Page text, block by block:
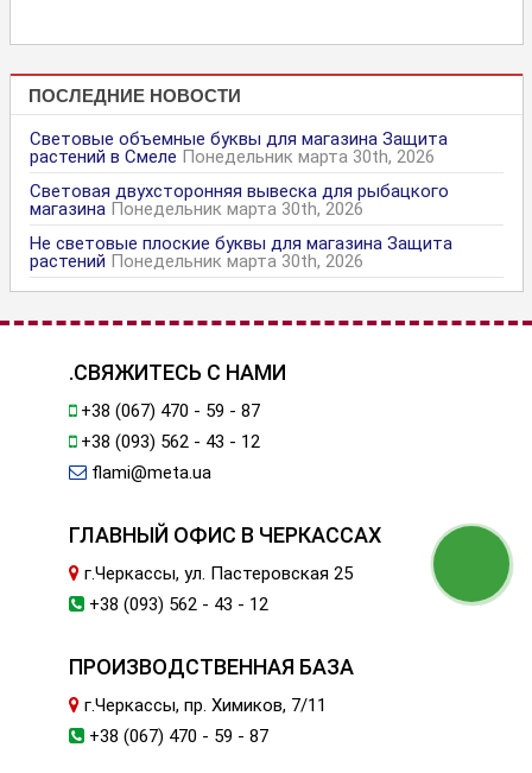
ПОСЛЕДНИЕ НОВОСТИ
Световые объемные буквы для магазина Защита
растений в Смеле Понедельник марта 30th, 2026
Световая двухсторонняя вывеска для рыбацкого
магазина Понедельник марта 30th, 2026
Не световые плоские буквы для магазина Защита
растений Понедельник марта 30th, 2026
.СВЯЖИТЕСЬ С НАМИ
+38 (067) 470 - 59 - 87
+38 (093) 562 - 43 - 12
flami@meta.ua
ГЛАВНЫЙ ОФИС В ЧЕРКАССАХ
г.Черкассы, ул. Пастеровская 25
+38 (093) 562 - 43 - 12
ПРОИЗВОДСТВЕННАЯ БАЗА
г.Черкассы, пр. Химиков, 7/11
+38 (067) 470 - 59 - 87